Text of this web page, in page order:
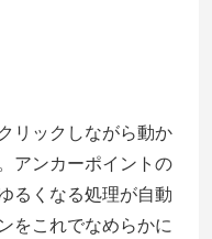
リックしながら動か
アンカーポイントの
るくなる処理が自動
をこれでなめらかに